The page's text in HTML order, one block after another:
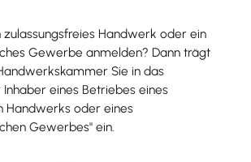
zulassungsfreies Handwerk oder ein
Gewerbe anmelden? Dann trägt
Sie in das
eines Betriebes eines
Handwerks oder eines
Gewerbes" ein.